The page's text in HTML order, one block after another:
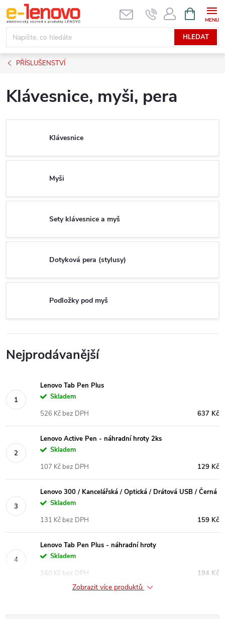
Přejít
na
obsah
HLEDAT
NÁKUPNÍ
KOŠÍK
PŘÍSLUŠENSTVÍ
Klávesnice, myši, pera
Klávesnice
Myši
Sety klávesnice a myš
Dotyková pera (stylusy)
Podložky pod myš
Nejprodávanější
Lenovo Tab Pen Plus
Skladem
637 Kč
526 Kč bez DPH
Lenovo Active Pen - náhradní hroty 2ks
Skladem
129 Kč
107 Kč bez DPH
Lenovo 300 / Kancelářská / Optická / Drátová USB / Černá
Skladem
159 Kč
131 Kč bez DPH
Lenovo Tab Pen Plus - náhradní hroty
Skladem
194 Kč
160 Kč bez DPH
Zobrazit více produktů